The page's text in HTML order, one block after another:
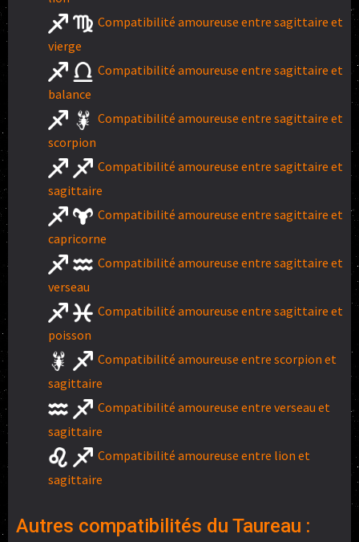
Compatibilité amoureuse entre sagittaire et
vierge
Compatibilité amoureuse entre sagittaire et
balance
Compatibilité amoureuse entre sagittaire et
scorpion
Compatibilité amoureuse entre sagittaire et
sagittaire
Compatibilité amoureuse entre sagittaire et
capricorne
Compatibilité amoureuse entre sagittaire et
verseau
Compatibilité amoureuse entre sagittaire et
poisson
Compatibilité amoureuse entre scorpion et
sagittaire
Compatibilité amoureuse entre verseau et
sagittaire
Compatibilité amoureuse entre lion et
sagittaire
Autres compatibilités du Taureau :